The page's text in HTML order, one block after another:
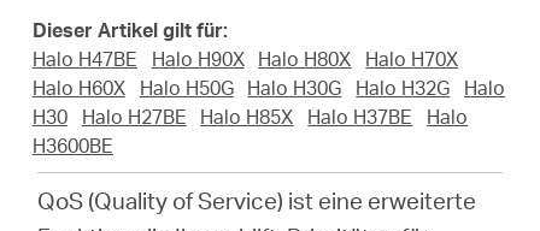
Support
Über
Dieser Artikel gilt für:
Halo H47BE
Halo H90X Halo H80X
Halo H70X
Halo H60X
Halo H50G Halo H30G Halo H32G
Halo
H30
Halo H27BE Halo H85X Halo H37BE
Halo
H3600BE
QoS (Quality of Service) ist eine erweiterte